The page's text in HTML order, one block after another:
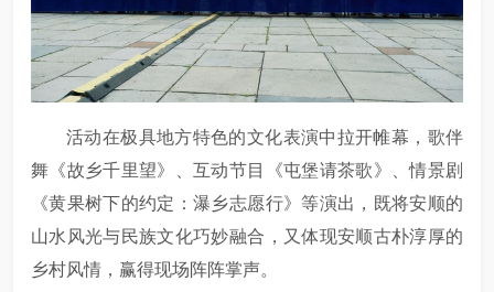
活动在极具地方特色的文化表演中拉开帷幕，歌伴
舞《故乡千里望》、互动节目《屯堡请茶歌》、情景剧
《黄果树下的约定：瀑乡志愿行》等演出，既将安顺的
山水风光与民族文化巧妙融合，又体现安顺古朴淳厚的
乡村风情，赢得现场阵阵掌声。